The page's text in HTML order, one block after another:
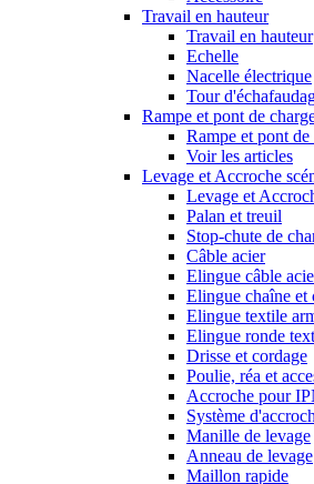
Travail en hauteur
Travail en hauteur
Echelle
Nacelle électrique
Tour
Rampe et pont de
Rampe et pont de
Voir les articles
Levage et Accroche
Levage et
Palan et treuil
Stop-chute de
Câble acier
Elingue câble
Elingue chaîne et
Elingue textile
Elingue ronde
Drisse et cordage
Poulie, réa et
Accroche pour
Système
Manille de levage
Anneau de levage
Maillon rapide